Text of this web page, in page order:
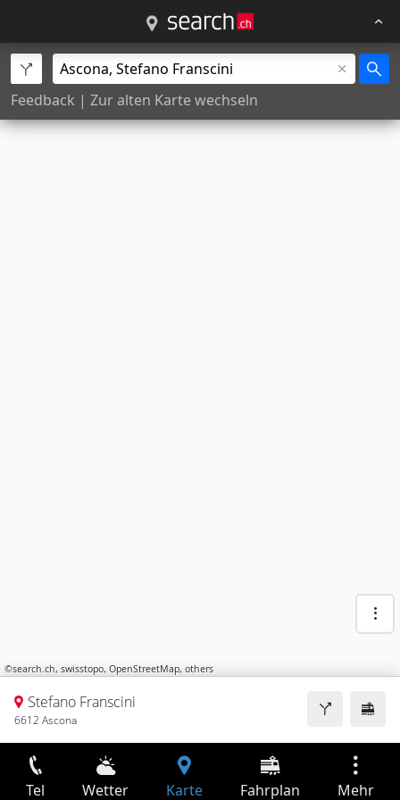
Feedback | Zur alten Karte wechseln
©search.ch, swisstopo, OpenStreetMap, others
Stefano Franscini
6612 Ascona
Tel Wetter Karte Fahrplan Mehr